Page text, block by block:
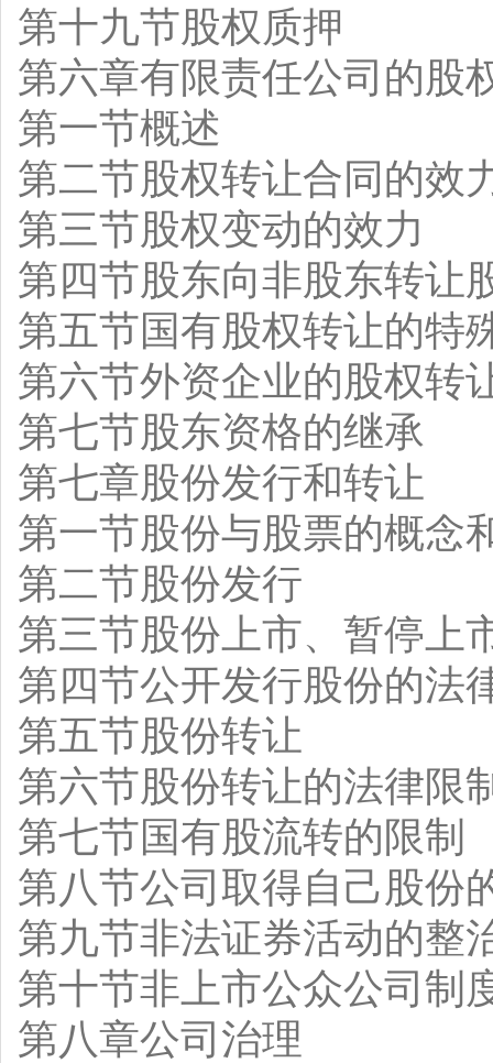
第十九节股权质押
第六章有限责任公司的股
第一节概述
第二节股权转让合同的效
第三节股权变动的效力
第四节股东向非股东转让
第五节国有股权转让的特
第六节外资企业的股权转
第七节股东资格的继承
第七章股份发行和转让
第一节股份与股票的概念
第二节股份发行
第三节股份上市、暂停上
第四节公开发行股份的法
第五节股份转让
第六节股份转让的法律限
第七节国有股流转的限制
第八节公司取得自己股份
第九节非法证券活动的整
第十节非上市公众公司制
第八章公司治理